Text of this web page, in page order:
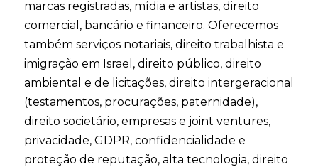
marcas registradas, mídia e artistas, direito
comercial, bancário e financeiro. Oferecemos
também serviços notariais, direito trabalhista e
imigração em Israel, direito público, direito
ambiental e de licitações, direito intergeracional
(testamentos, procurações, paternidade),
direito societário, empresas e joint ventures,
privacidade, GDPR, confidencialidade e
proteção de reputação, alta tecnologia, direito